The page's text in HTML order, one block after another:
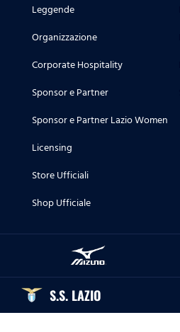
Leggende
Organizzazione
Corporate Hospitality
Sponsor e Partner
Sponsor e Partner Lazio Women
Licensing
Store Ufficiali
Shop Ufficiale
S.S. LAZIO